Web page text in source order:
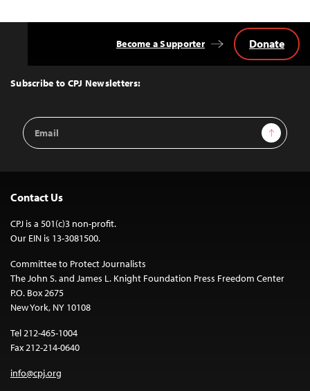
Top
Subscribe to CPJ Newsletters:
Email
Address
Sign Up
Become a Supporter Donate
Contact Us
CPJ is a 501(c)3 non-profit.
Our EIN is 13-3081500.
Committee to Protect Journalists
The John S. and James L. Knight Foundation Press Freedom Center
P.O. Box 2675
New York, NY 10108
Tel 212-465-1004
Fax 212-214-0640
info@cpj.org